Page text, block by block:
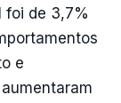
foi de 3,7%
e